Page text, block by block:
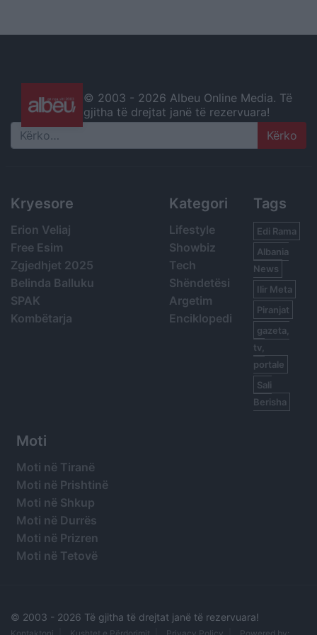
© 2003 - 2026 Albeu Online Media. Të
gjitha të drejtat janë të rezervuara!
Search
Kryesore
Erion Veliaj
Free Esim
Zgjedhjet 2025
Belinda Balluku
SPAK
Kombëtarja
Kategori
Lifestyle
Showbiz
Tech
Shëndetësi
Argetim
Enciklopedi
Tags
Edi Rama
Albania
News
Ilir Meta
Piranjat
gazeta,
tv,
portale
Sali
Berisha
Moti
Moti në Tiranë
Moti në Prishtinë
Moti në Shkup
Moti në Durrës
Moti në Prizren
Moti në Tetovë
© 2003 - 2026 Të gjitha të drejtat janë të rezervuara!